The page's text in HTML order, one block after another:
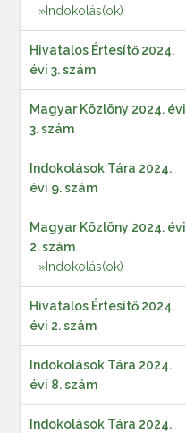
»Indokolás(ok)
Hivatalos Értesítő 2024.
évi 3. szám
Magyar Közlöny 2024. évi
3. szám
Indokolások Tára 2024.
évi 9. szám
Magyar Közlöny 2024. évi
2. szám
»Indokolás(ok)
Hivatalos Értesítő 2024.
évi 2. szám
Indokolások Tára 2024.
évi 8. szám
Indokolások Tára 2024.